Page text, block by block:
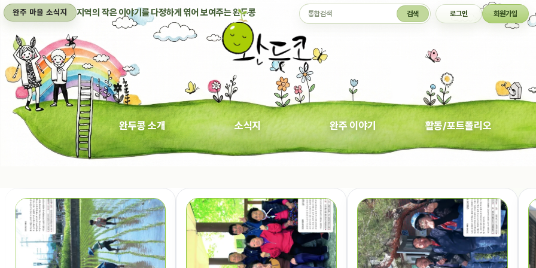
완주 마을 소식지 지역의 작은 이야기를 다정하게 엮어 보여주는 완두콩 통합검색 검색 로그인 회원가입
완두콩 소개 소식지 완주 이야기 활동/포트폴리오